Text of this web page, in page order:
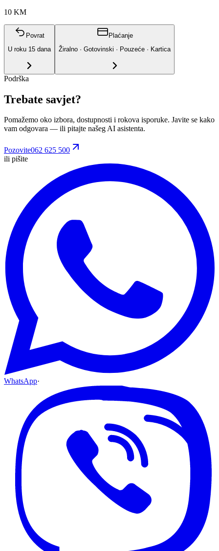
10 KM
Povrat
U roku 15 dana
Plaćanje
Žiralno · Gotovinski · Pouzeće · Kartica
Podrška
Trebate savjet?
Pomažemo oko izbora, dostupnosti i rokova isporuke. Javite se kako
vam odgovara — ili pitajte našeg AI asistenta.
Pozovite062 625 500
ili pišite
WhatsApp·